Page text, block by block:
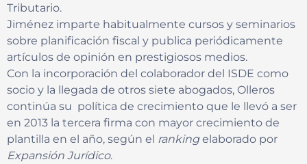
Tributario.
Jiménez imparte habitualmente cursos y seminarios
sobre planificación fiscal y publica periódicamente
artículos de opinión en prestigiosos medios.
Con la incorporación del colaborador del ISDE como
socio y la llegada de otros siete abogados, Olleros
continúa su política de crecimiento que le llevó a ser
en 2013 la tercera firma con mayor crecimiento de
plantilla en el año, según el rankingelaborado por
Expansión Jurídico.